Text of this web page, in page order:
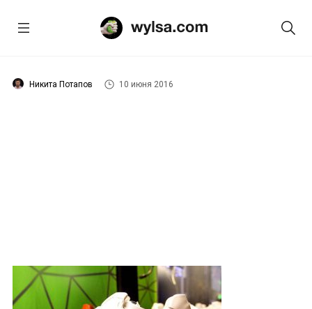
Никита Потапов 10 июня 2016